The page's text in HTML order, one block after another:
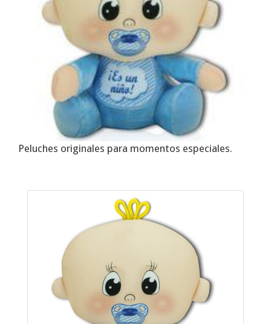
Peluches originales para momentos especiales.